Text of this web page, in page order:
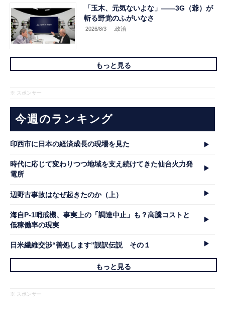
「玉木、元気ないよな」――3G（爺）が
斬る野党のふがいなさ
2026/8/3 .政治
もっと見る
※ スポンサー
今週のランキング
印西市に日本の経済成長の現場を見た
時代に応じて変わりつつ地域を支え続けてきた仙台火力発
電所
辺野古事故はなぜ起きたのか（上）
海自P-1哨戒機、事実上の「調達中止」も？高騰コストと
低稼働率の現実
日米繊維交渉“善処します”誤訳伝説 その１
もっと見る
※ スポンサー